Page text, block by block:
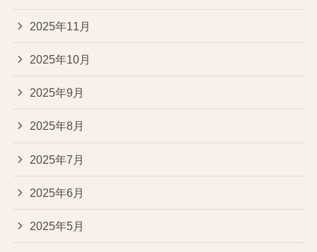
2025年11月
2025年10月
2025年9月
2025年8月
2025年7月
2025年6月
2025年5月